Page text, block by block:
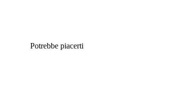
Potrebbe piacerti